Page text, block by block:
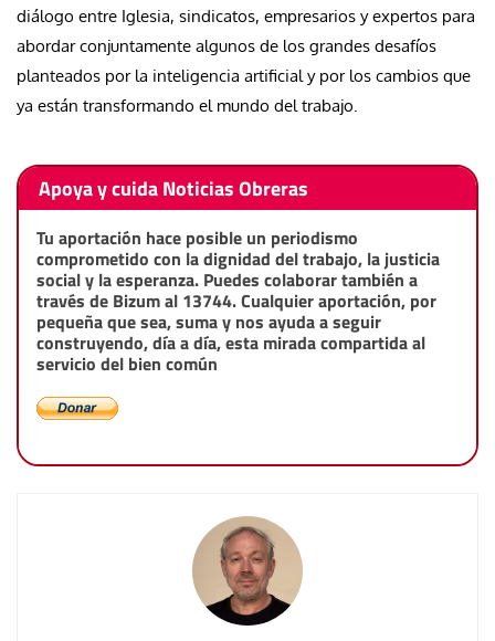
diálogo entre Iglesia, sindicatos, empresarios y expertos para
abordar conjuntamente algunos de los grandes desafíos
planteados por la inteligencia artificial y por los cambios que
ya están transformando el mundo del trabajo.
Apoya y cuida Noticias Obreras
Tu aportación hace posible un periodismo
comprometido con la dignidad del trabajo, la justicia
social y la esperanza. Puedes colaborar también a
través de Bizum al 13744. Cualquier aportación, por
pequeña que sea, suma y nos ayuda a seguir
construyendo, día a día, esta mirada compartida al
servicio del bien común